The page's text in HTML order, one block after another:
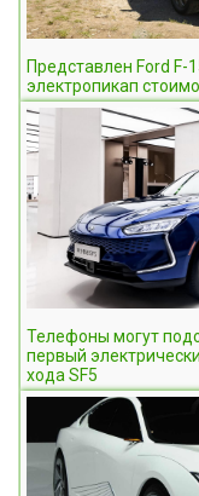
Представлен Ford
электропикап
Телефоны могут
первый
хода SF5